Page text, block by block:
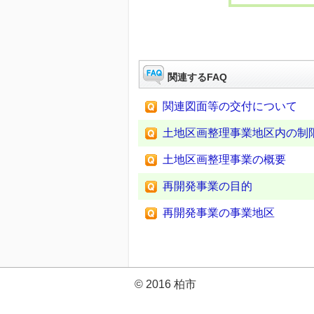
関連するFAQ
関連図面等の交付について
土地区画整理事業地区内の制
土地区画整理事業の概要
再開発事業の目的
再開発事業の事業地区
© 2016 柏市